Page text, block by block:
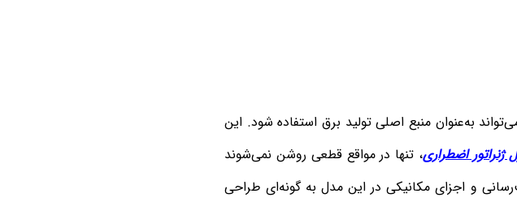
به‌عنوان منبع اصلی تولید برق استفاده شود. این
ژنراتور اضطراری، تنها در مواقع قطعی روشن نمی‌شوند
و اجزای مکانیکی در این مدل به گونه‌ای طراحی